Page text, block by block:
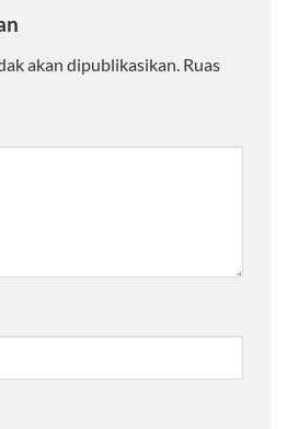
akan dipublikasikan. Ruas